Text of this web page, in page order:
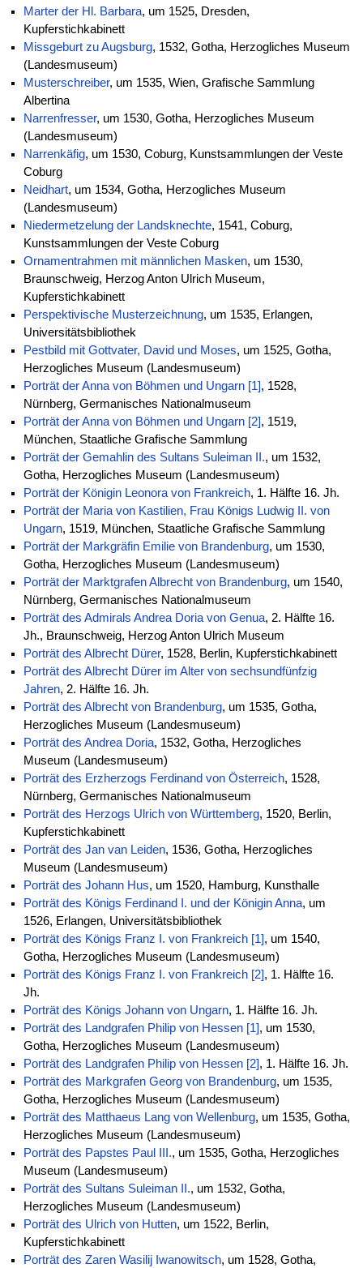
Marter der Hl. Barbara, um 1525, Dresden,
Kupferstichkabinett
Missgeburt zu Augsburg, 1532, Gotha, Herzogliches Museum
(Landesmuseum)
Musterschreiber, um 1535, Wien, Grafische Sammlung
Albertina
Narrenfresser, um 1530, Gotha, Herzogliches Museum
(Landesmuseum)
Narrenkäfig, um 1530, Coburg, Kunstsammlungen der Veste
Coburg
Neidhart, um 1534, Gotha, Herzogliches Museum
(Landesmuseum)
Niedermetzelung der Landsknechte, 1541, Coburg,
Kunstsammlungen der Veste Coburg
Ornamentrahmen mit männlichen Masken, um 1530,
Braunschweig, Herzog Anton Ulrich Museum,
Kupferstichkabinett
Perspektivische Musterzeichnung, um 1535, Erlangen,
Universitätsbibliothek
Pestbild mit Gottvater, David und Moses, um 1525, Gotha,
Herzogliches Museum (Landesmuseum)
Porträt der Anna von Böhmen und Ungarn [1], 1528,
Nürnberg, Germanisches Nationalmuseum
Porträt der Anna von Böhmen und Ungarn [2], 1519,
München, Staatliche Grafische Sammlung
Porträt der Gemahlin des Sultans Suleiman II., um 1532,
Gotha, Herzogliches Museum (Landesmuseum)
Porträt der Königin Leonora von Frankreich, 1. Hälfte 16. Jh.
Porträt der Maria von Kastilien, Frau Königs Ludwig II. von
Ungarn, 1519, München, Staatliche Grafische Sammlung
Porträt der Markgräfin Emilie von Brandenburg, um 1530,
Gotha, Herzogliches Museum (Landesmuseum)
Porträt der Marktgrafen Albrecht von Brandenburg, um 1540,
Nürnberg, Germanisches Nationalmuseum
Porträt des Admirals Andrea Doria von Genua, 2. Hälfte 16.
Jh., Braunschweig, Herzog Anton Ulrich Museum
Porträt des Albrecht Dürer, 1528, Berlin, Kupferstichkabinett
Porträt des Albrecht Dürer im Alter von sechsundfünfzig
Jahren, 2. Hälfte 16. Jh.
Porträt des Albrecht von Brandenburg, um 1535, Gotha,
Herzogliches Museum (Landesmuseum)
Porträt des Andrea Doria, 1532, Gotha, Herzogliches
Museum (Landesmuseum)
Porträt des Erzherzogs Ferdinand von Österreich, 1528,
Nürnberg, Germanisches Nationalmuseum
Porträt des Herzogs Ulrich von Württemberg, 1520, Berlin,
Kupferstichkabinett
Porträt des Jan van Leiden, 1536, Gotha, Herzogliches
Museum (Landesmuseum)
Porträt des Johann Hus, um 1520, Hamburg, Kunsthalle
Porträt des Königs Ferdinand I. und der Königin Anna, um
1526, Erlangen, Universitätsbibliothek
Porträt des Königs Franz I. von Frankreich [1], um 1540,
Gotha, Herzogliches Museum (Landesmuseum)
Porträt des Königs Franz I. von Frankreich [2], 1. Hälfte 16.
Jh.
Porträt des Königs Johann von Ungarn, 1. Hälfte 16. Jh.
Porträt des Landgrafen Philip von Hessen [1], um 1530,
Gotha, Herzogliches Museum (Landesmuseum)
Porträt des Landgrafen Philip von Hessen [2], 1. Hälfte 16. Jh.
Porträt des Markgrafen Georg von Brandenburg, um 1535,
Gotha, Herzogliches Museum (Landesmuseum)
Porträt des Matthaeus Lang von Wellenburg, um 1535, Gotha,
Herzogliches Museum (Landesmuseum)
Porträt des Papstes Paul III., um 1535, Gotha, Herzogliches
Museum (Landesmuseum)
Porträt des Sultans Suleiman II., um 1532, Gotha,
Herzogliches Museum (Landesmuseum)
Porträt des Ulrich von Hutten, um 1522, Berlin,
Kupferstichkabinett
Porträt des Zaren Wasilij Iwanowitsch, um 1528, Gotha,